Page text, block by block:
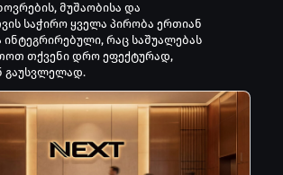
მუშაობისა და
საჭირო ყველა პირობა ერთიან
ინტეგრირებული, რაც საშუალებას
თქვენი დრო ეფექტურად,
გაუსვლელად.